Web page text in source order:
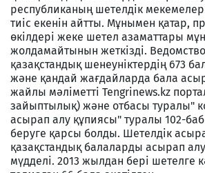
республиканың шетелдік
тиіс екенін айтты. Мұнымен қатар,
өкілдері жеке шетел азаматтары
жолдамайтынын жеткізді. Ведомство
қазақстандық шенеуніктердің 673
және қандай жағдайларда бала
жайлы мәліметті Tengrinews.kz
зайыптылық) және отбасы туралы"
асырап алу құпиясы" туралы 102-
беруге қарсы болды. Шетелдік
қазақстандық балаларды асырап
мүдделі. 2013 жылдан бері шетелге